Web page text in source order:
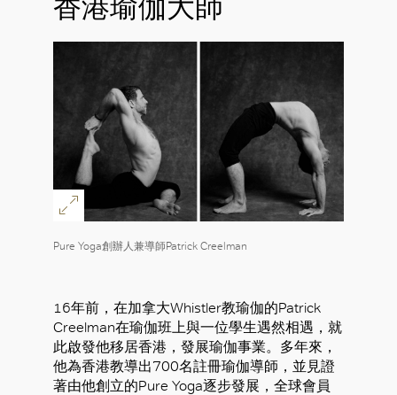
香港瑜伽大師
Pure Yoga創辦人兼導師Patrick Creelman
16年前，在加拿大Whistler教瑜伽的Patrick
Creelman在瑜伽班上與一位學生遇然相遇，就
此啟發他移居香港，發展瑜伽事業。多年來，
他為香港教導出700名註冊瑜伽導師，並見證
著由他創立的Pure Yoga逐步發展，全球會員